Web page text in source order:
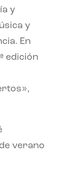
y
y
En
edición
verano